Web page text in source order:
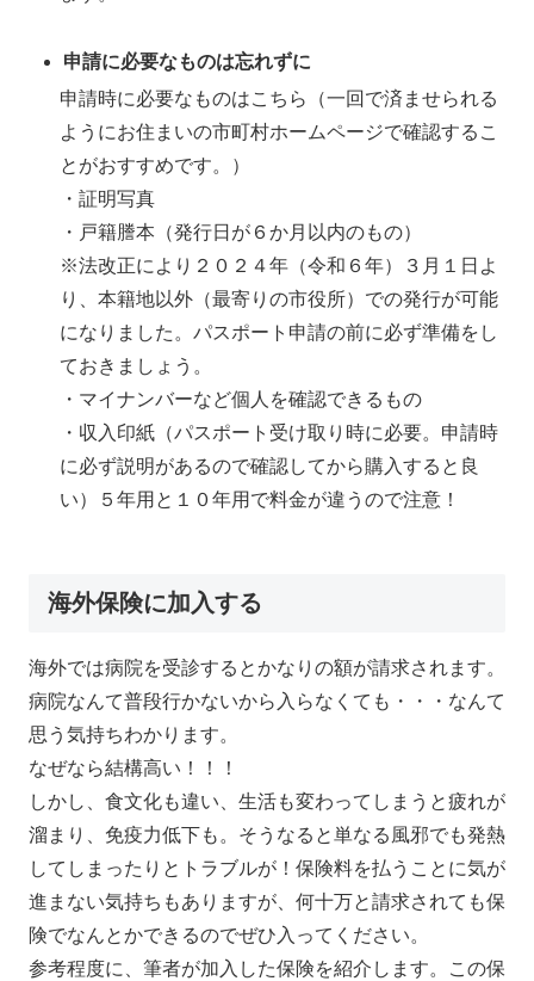
申請に必要なものは忘れずに
申請時に必要なものはこちら（一回で済ませられる
ようにお住まいの市町村ホームページで確認するこ
とがおすすめです。）
・証明写真
・戸籍謄本（発行日が６か月以内のもの）
※法改正により２０２４年（令和６年）３月１日よ
り、本籍地以外（最寄りの市役所）での発行が可能
になりました。パスポート申請の前に必ず準備をし
ておきましょう。
・マイナンバーなど個人を確認できるもの
・収入印紙（パスポート受け取り時に必要。申請時
に必ず説明があるので確認してから購入すると良
い）５年用と１０年用で料金が違うので注意！
海外保険に加入する
海外では病院を受診するとかなりの額が請求されます。
病院なんて普段行かないから入らなくても・・・なんて
思う気持ちわかります。
なぜなら結構高い！！！
しかし、食文化も違い、生活も変わってしまうと疲れが
溜まり、免疫力低下も。そうなると単なる風邪でも発熱
してしまったりとトラブルが！保険料を払うことに気が
進まない気持ちもありますが、何十万と請求されても保
険でなんとかできるのでぜひ入ってください。
参考程度に、筆者が加入した保険を紹介します。この保